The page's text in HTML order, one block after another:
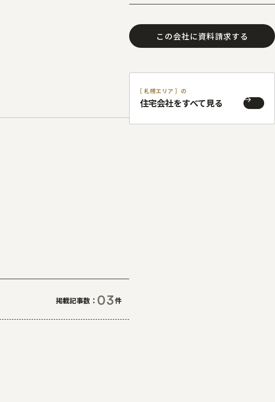
この会社に資料請求する
［ 札幌エリア ］の
住宅会社をすべて見る
掲載記事数 03件